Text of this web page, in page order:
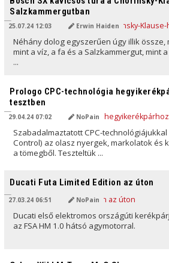
Salzkammergutban
25.07.24 12:03 Erwin Haiden
Néhány dolog egyszerűen úgy illik össze,
mint a víz, a fa és a Salzkammergut, mint
...
Prologo CPC-technológia
tesztben
29.04.24 07:02 NoPain
Szabadalmaztatott CPC-
Control) az olasz nyergek, markolatok és
a tömegből. Teszteltük ...
Ducati Futa Limited Edition az úton
27.03.24 06:51 NoPain
Ducati első elektromos országúti
az FSA HM 1.0 hátsó agymotorral.